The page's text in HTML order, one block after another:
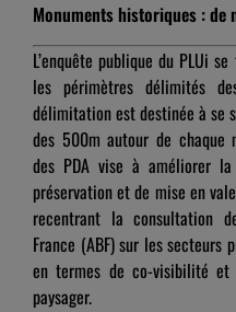
Monuments historiques :
L’enquête publique du PLUi
les périmètres délimités
délimitation est destinée à se
des 500m autour de chaque
des PDA vise à améliorer
préservation et de mise en
recentrant la consultation
France (ABF) sur les
en termes de co-visibilité et
paysager.